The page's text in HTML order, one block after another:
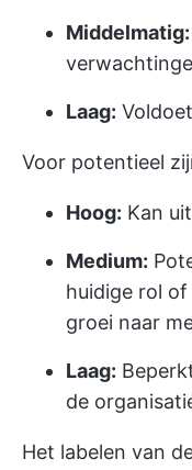
Middelmatig:
Laag:
Voor potentieel
Hoog: Kan
Medium:
huidige rol
groei naar
Laag:
de
Het labelen van